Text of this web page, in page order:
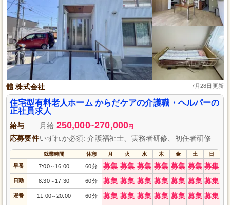
體 株式会社 7月28日更新
住宅型有料老人ホーム からだケアの介護職・ヘルパーの
正社員求人
給与 月給 250,000~270,000円
応募要件いずれか必須: 介護福祉士、実務者研修、初任者研修
就業時間 休憩 月 火 水 木 金 土 日
早番 7:00～ 16:00 60分 募集 募集 募集 募集 募集 募集 募集
日勤 8:30～ 17:30 60分 募集 募集 募集 募集 募集 募集 募集
遅番 11:00～20:00 60分 募集 募集 募集 募集 募集 募集 募集